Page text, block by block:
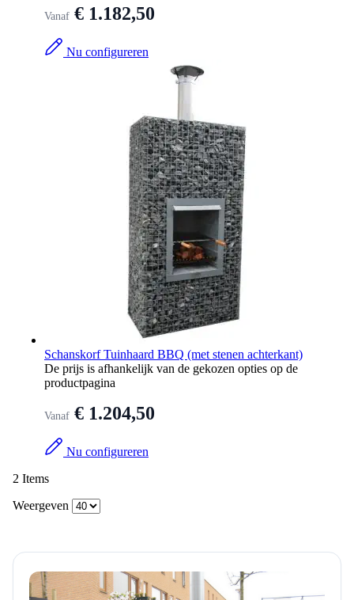
Vanaf € 1.182,50
Nu configureren
Schanskorf Tuinhaard BBQ (met stenen achterkant)
De prijs is afhankelijk van de gekozen opties op de
productpagina
Vanaf € 1.204,50
Nu configureren
2 Items
Weergeven